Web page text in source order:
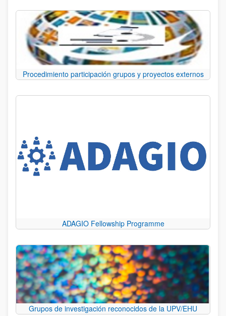
Procedimiento participación grupos y proyectos externos
ADAGIO Fellowship Programme
Grupos de investigación reconocidos de la UPV/EHU